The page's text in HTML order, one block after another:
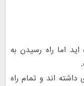
اما راه رسیدن به
داشته اند و تمام راه